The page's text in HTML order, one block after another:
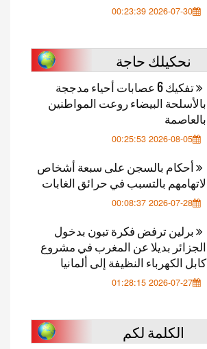
2026-07-30 00:23:39
نحكيلك حاجة
تفكيك 6 عصابات أحياء مدججة
بالأسلحة البيضاء روعت المواطنين
بالعاصمة
2026-08-05 00:25:53
أحكام بالسجن على سبعة أشخاص
لاتهامهم بالتسبب في حرائق الغابات
2026-07-28 00:08:37
برلين ترفض فكرة تبون بدخول
الجزائر بديلا عن المغرب في مشروع
كابل الكهرباء النظيفة إلى ألمانيا
2026-07-27 01:28:15
الكلمة لكم